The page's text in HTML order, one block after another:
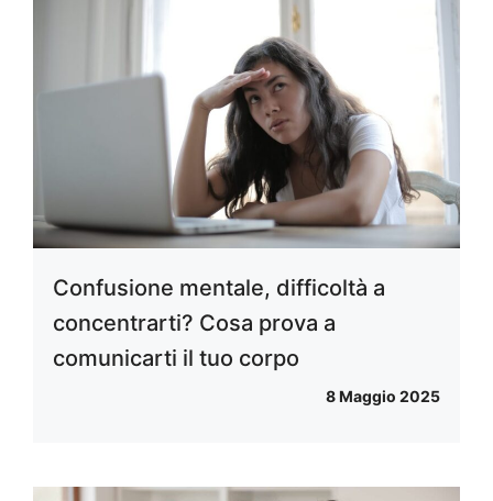
Confusione mentale, difficoltà a
concentrarti? Cosa prova a
comunicarti il tuo corpo
8 Maggio 2025